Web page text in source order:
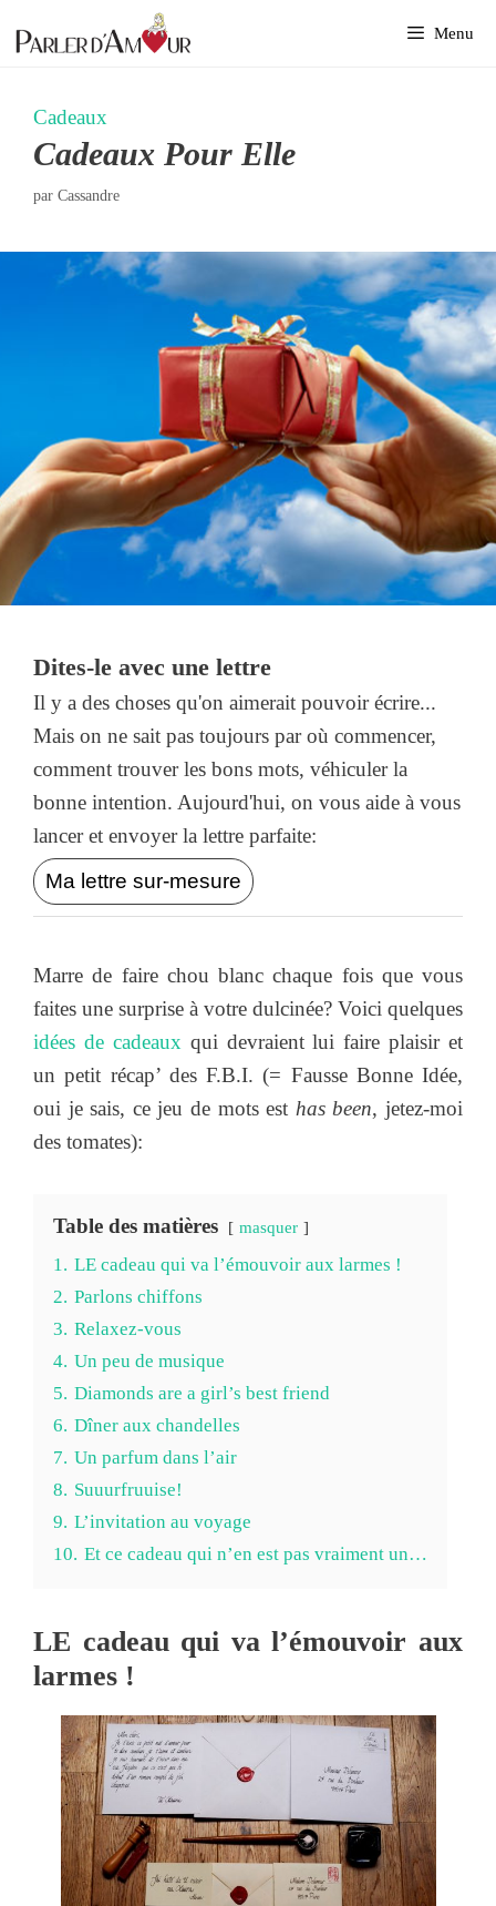
au
Menu
Cadeaux
Cadeaux Pour Elle
par Cassandre
Dites-le avec une lettre
Il y a des choses qu'on aimerait pouvoir écrire...
Mais on ne sait pas toujours par où commencer,
comment trouver les bons mots, véhiculer la
bonne intention. Aujourd'hui, on vous aide à vous
lancer et envoyer la lettre parfaite:
Ma lettre sur-mesure
Marre de faire chou blanc chaque fois que vous
faites une surprise à votre dulcinée? Voici quelques
idées de cadeaux qui devraient lui faire plaisir et
un petit récap’ des F.B.I. (= Fausse Bonne Idée,
oui je sais, ce jeu de mots est has been, jetez-moi
des tomates):
Table des matières masquer
1. LE cadeau qui va l’émouvoir aux larmes !
2. Parlons chiffons
3. Relaxez-vous
4. Un peu de musique
5. Diamonds are a girl’s best friend
6. Dîner aux chandelles
7. Un parfum dans l’air
8. Suuurfruuise!
9. L’invitation au voyage
10. Et ce cadeau qui n’en est pas vraiment un…
LE cadeau qui va l’émouvoir aux
larmes !